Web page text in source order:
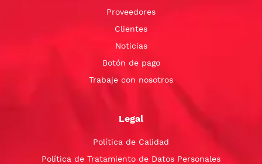
Proveedores
Clientes
Noticias
Botón de pago
Trabaje con nosotros
Legal
Política de Calidad
Política de Tratamiento de Datos Personales